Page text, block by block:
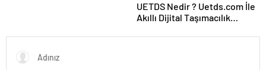
UETDS Nedir ? Uetds.com İle
Akıllı Dijital Taşımacılık